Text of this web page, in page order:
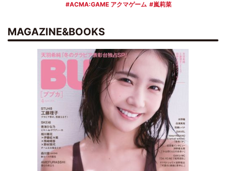
ACMA:GAME アクマゲーム
嵐莉菜
MAGAZINE&BOOKS